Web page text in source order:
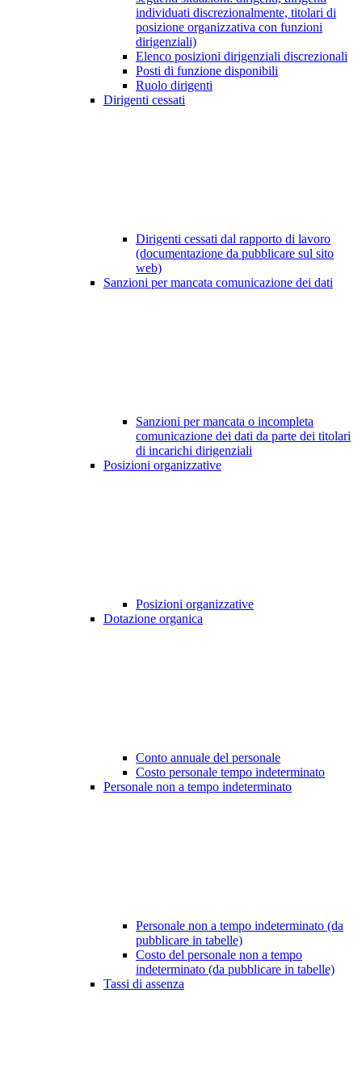
individuati discrezionalmente, titolari di
posizione organizzativa con funzioni
dirigenziali)
Elenco posizioni dirigenziali discrezionali
Posti di funzione disponibili
Ruolo dirigenti
Dirigenti cessati
Dirigenti cessati dal rapporto di lavoro
(documentazione da pubblicare sul sito
web)
Sanzioni per mancata comunicazione dei dati
Sanzioni per mancata o incompleta
comunicazione dei dati da parte dei titolari
di incarichi dirigenziali
Posizioni organizzative
Posizioni organizzative
Dotazione organica
Conto annuale del personale
Costo personale tempo indeterminato
Personale non a tempo indeterminato
Personale non a tempo indeterminato (da
pubblicare in tabelle)
Costo del personale non a tempo
indeterminato (da pubblicare in tabelle)
Tassi di assenza